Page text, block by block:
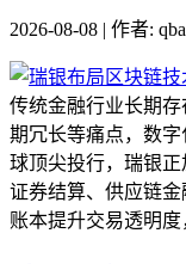
2026-08-08 | 作者:
传统金融行业长期
期冗长等痛点，数
球顶尖投行，瑞银
证券结算、供应链
账本提升交易透明